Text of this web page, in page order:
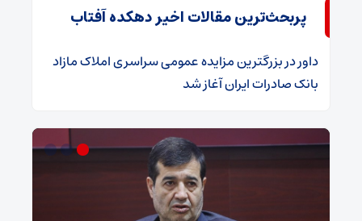
پربحث‌ترین مقالات اخیر دهکده آفتاب
داوردر​بزرگترین مزایده عمومی سراسری املاک مازاد
بانک صادرات ایران آغاز شد